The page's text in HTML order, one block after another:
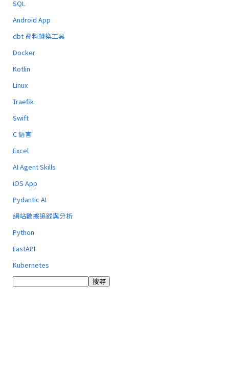
SQL
Android App
dbt 資料轉換工具
Docker
Kotlin
Linux
Traefik
Swift
C 語言
Excel
AI Agent Skills
iOS App
Pydantic AI
網站數據追蹤與分析
Python
FastAPI
Kubernetes